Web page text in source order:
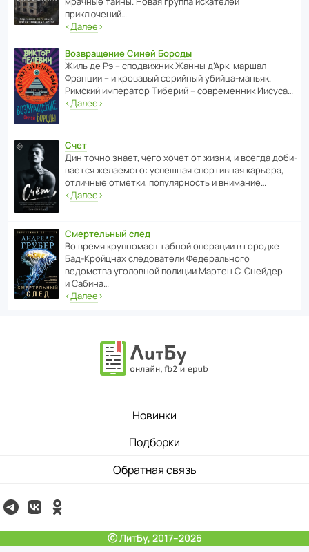
приключений…
‹Далее›
Возвращение Синей Бороды
Жиль де Рэ – спод­ви­жник Жанны д’Арк, маршал
Франции – и кровавый серийный убийца-маньяк.
Римский импе­ратор Тиберий – совре­менник Иисуса…
‹Далее›
Счет
Дин точно знает, чего хочет от жизни, и всегда доби­
ва­ется жела­е­мого: успе­шная спор­ти­вная карьера,
отли­чные отметки, попу­ля­р­ность и внимание…
‹Далее›
Смертельный след
Во время круп­но­мас­ш­та­бной операции в городке
Бад‑Крой­цнах следо­ва­тели Феде­раль­ного
ведомства уголо­вной полиции Мартен С. Снейдер
и Сабина…
‹Далее›
Новинки
Подборки
Обратная связь
ⓒ ЛитБу, 2017–2026